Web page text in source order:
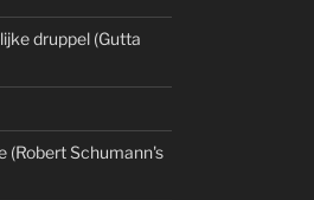
druppel (Gutta
(Robert Schumann's